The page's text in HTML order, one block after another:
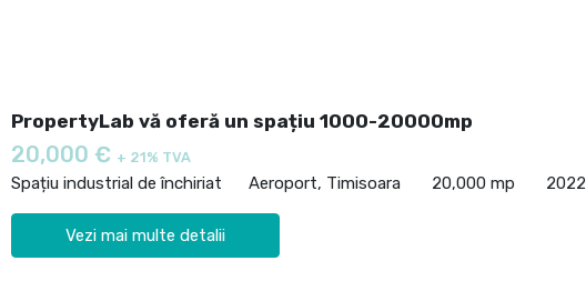
PropertyLab vă oferă un spațiu 1000-20000mp
20,000 € + 21% TVA
Spațiu industrial de închiriat Aeroport, Timisoara 20,000 mp 2022
Vezi mai multe detalii